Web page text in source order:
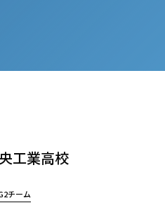
工業高校
チーム